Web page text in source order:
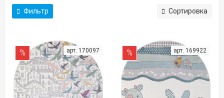
Фильтр Сортировка
арт. 170097
% арт. 169922
%